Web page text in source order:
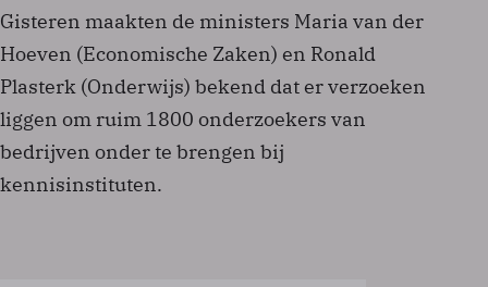
Gisteren maakten de ministers Maria van der
Hoeven (Economische Zaken) en Ronald
Plasterk (Onderwijs) bekend dat er verzoeken
liggen om ruim 1800 onderzoekers van
bedrijven onder te brengen bij
kennisinstituten.